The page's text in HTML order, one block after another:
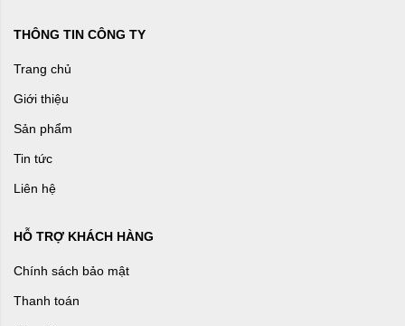
THÔNG TIN CÔNG TY
Trang chủ
Giới thiệu
Sản phẩm
Tin tức
Liên hệ
HỖ TRỢ KHÁCH HÀNG
Chính sách bảo mật
Thanh toán